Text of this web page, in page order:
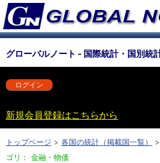
グローバルノート - 国際統計・国別統
ログイン
新規会員登録はこちらから
トップページ > 各国の統計（掲載国一覧） >
ゴリ： 金融・物価